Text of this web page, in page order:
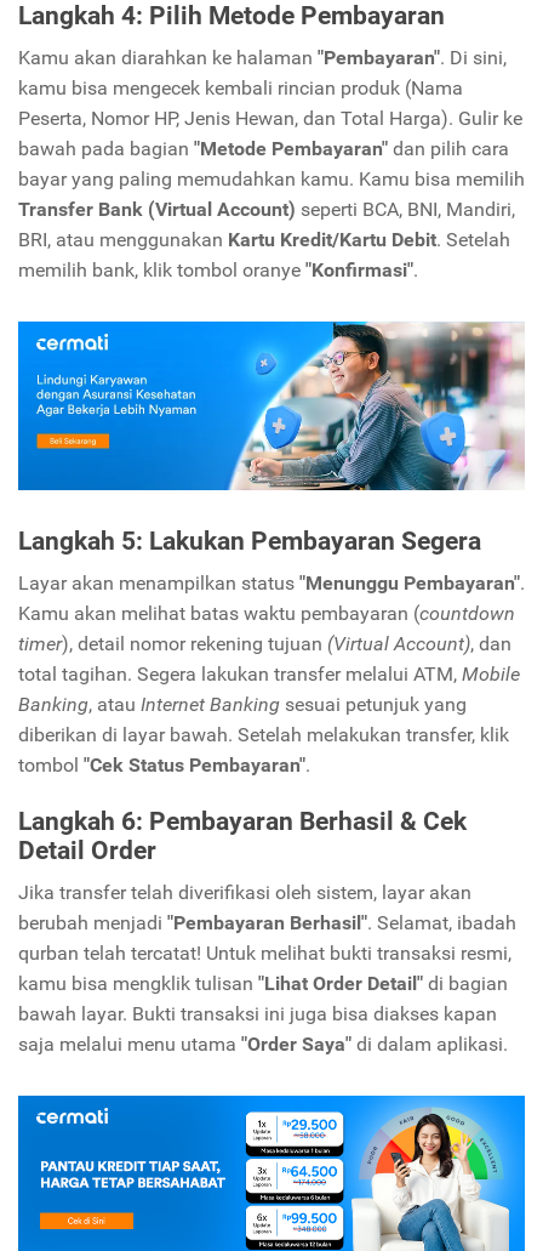
Langkah 4: Pilih Metode Pembayaran
Kamu akan diarahkan ke halaman "Pembayaran". Di sini,
kamu bisa mengecek kembali rincian produk (Nama
Peserta, Nomor HP, Jenis Hewan, dan Total Harga). Gulir ke
bawah pada bagian "Metode Pembayaran" dan pilih cara
bayar yang paling memudahkan kamu. Kamu bisa memilih
Transfer Bank (Virtual Account) seperti BCA, BNI, Mandiri,
BRI, atau menggunakan Kartu Kredit/Kartu Debit. Setelah
memilih bank, klik tombol oranye "Konfirmasi".
Langkah 5: Lakukan Pembayaran Segera
Layar akan menampilkan status "Menunggu Pembayaran".
Kamu akan melihat batas waktu pembayaran (countdown
timer), detail nomor rekening tujuan (Virtual Account), dan
total tagihan. Segera lakukan transfer melalui ATM, Mobile
Banking, atau Internet Banking sesuai petunjuk yang
diberikan di layar bawah. Setelah melakukan transfer, klik
tombol "Cek Status Pembayaran".
Langkah 6: Pembayaran Berhasil & Cek
Detail Order
Jika transfer telah diverifikasi oleh sistem, layar akan
berubah menjadi "Pembayaran Berhasil". Selamat, ibadah
qurban telah tercatat! Untuk melihat bukti transaksi resmi,
kamu bisa mengklik tulisan "Lihat Order Detail" di bagian
bawah layar. Bukti transaksi ini juga bisa diakses kapan
saja melalui menu utama "Order Saya" di dalam aplikasi.